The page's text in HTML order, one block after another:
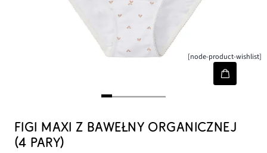
[node-product-wishlist]
FIGI MAXI Z BAWEŁNY ORGANICZNEJ
(4 PARY)